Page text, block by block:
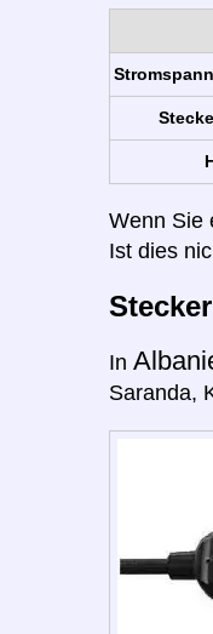
Wenn Sie
Ist dies
In
Saranda,